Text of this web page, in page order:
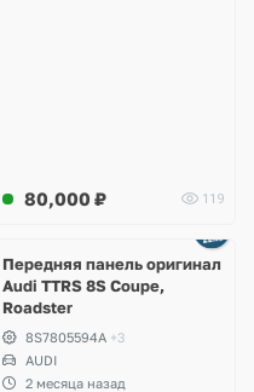
80,000 ₽ 119
Передняя панель оригинал
Audi TTRS 8S Coupe,
Roadster
8S7805594A +3
AUDI
2 месяца назад